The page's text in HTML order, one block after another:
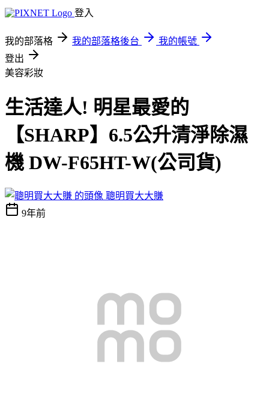
登入
我的部落格 我的部落格後台
我的帳號
登出
美容彩妝
生活達人! 明星最愛的
【SHARP】6.5公升清淨除濕
機 DW-F65HT-W(公司貨)
聰明買大大賺
9年前